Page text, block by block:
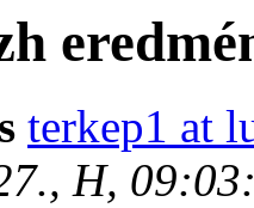
terkep1 at
H,